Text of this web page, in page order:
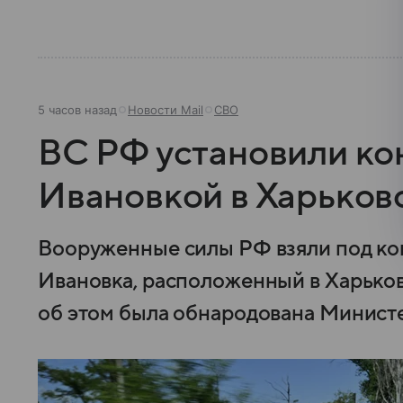
5 часов назад Новости Mail СВО
ВС РФ установили
Ивановкой в
Вооруженные силы РФ взяли под
Ивановка, расположенный в
об этом была обнародована